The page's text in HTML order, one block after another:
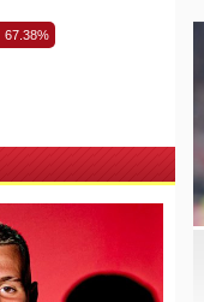
67.38%